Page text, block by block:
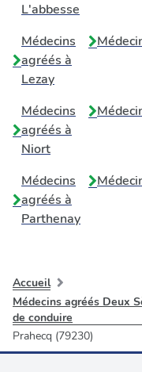
L'abbesse
Médecins
agréés à
Lezay
Médecins
agréés à
Niort
Médecins
agréés à
Parthenay
Accueil
Médecins agréés Deux
de conduire
Prahecq (79230)